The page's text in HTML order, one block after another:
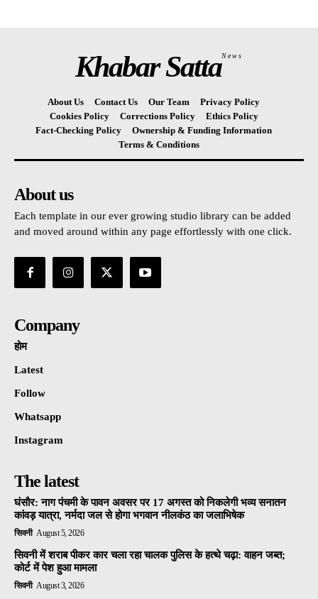
Khabar SattaNews
About Us Contact Us Our Team
Privacy Policy
Cookies Policy
Corrections Policy
Ethics Policy
Fact-Checking Policy
Ownership & Funding Information
Terms & Conditions
About us
Each template in our ever growing studio library can be added
and moved around within any page effortlessly with one click.
Company
होम
Latest
Follow
Whatsapp
Instagram
The latest
घंसौर: नाग पंचमी के पावन अवसर पर 17 अगस्त को निकलेगी भव्य सनातन
कांवड़ यात्रा, नर्मदा जल से होगा भगवान नीलकंठ का जलाभिषेक
सिवनी August 5, 2026
सिवनी में शराब पीकर कार चला रहा चालक पुलिस के हत्थे चढ़ा: वाहन जब्त;
कोर्ट में पेश हुआ मामला
सिवनी August 3, 2026